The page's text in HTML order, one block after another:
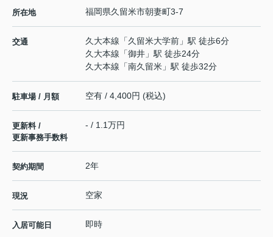
所在地 福岡県久留米市朝妻町3-7
交通 久大本線 「久留米大学前 」駅 徒歩6分
久大本線 「御井 」駅 徒歩24分
久大本線 「南久留米 」駅 徒歩32分
駐車場 / 月額 空有 / 4,400円 (税込)
更新料 /
更新事務手数料
- / 1.1万円
契約期間 2年
現況 空家
入居可能日 即時